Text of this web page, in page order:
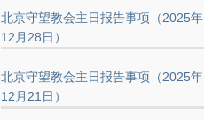
北京守望教会主日报告事项（2025年
12月28日）
北京守望教会主日报告事项（2025年
12月21日）